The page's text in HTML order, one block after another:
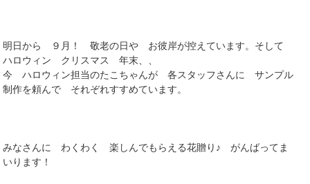
明日から ９月！ 敬老の日や お彼岸が控えています。そして
ハロウィン クリスマス 年末、、
今 ハロウィン担当のたこちゃんが 各スタッフさんに サンプル
制作を頼んで それぞれすすめています。
みなさんに わくわく 楽しんでもらえる花贈り♪ がんばってま
いります！